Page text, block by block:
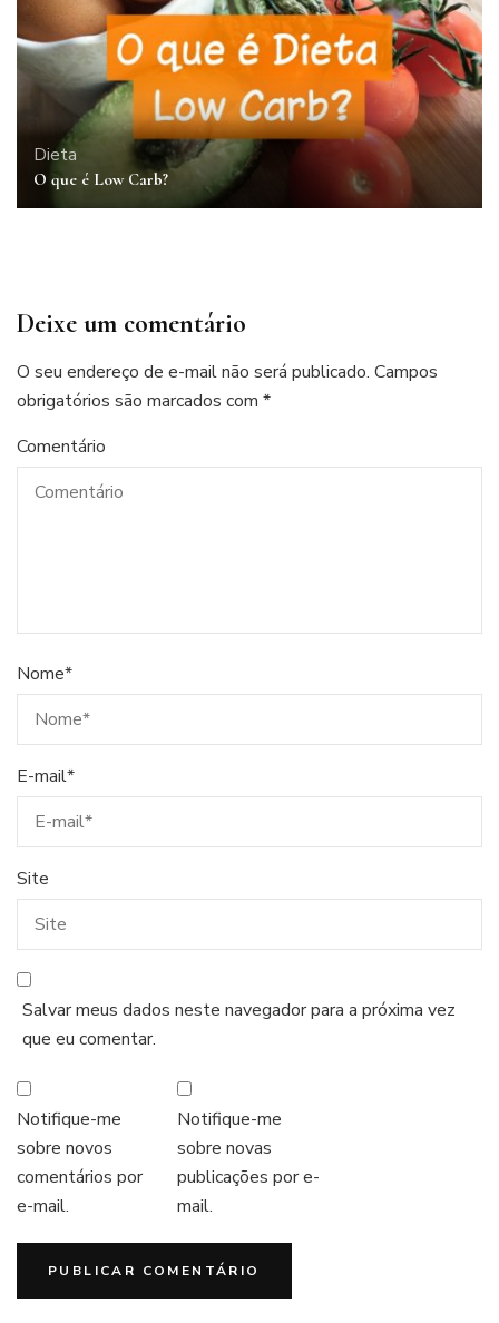
Dieta
O que é Low Carb?
Deixe um comentário
O seu endereço de e-mail não será publicado. Campos
obrigatórios são marcados com *
Comentário
Nome*
E-mail*
Site
Salvar meus dados neste navegador para a próxima vez
que eu comentar.
Notifique-me
sobre novos
comentários por
e-mail.
Notifique-me
sobre novas
publicações por e-
mail.